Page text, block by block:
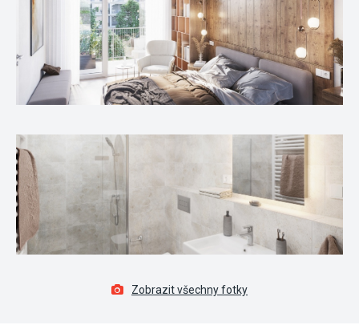
Zobrazit všechny fotky